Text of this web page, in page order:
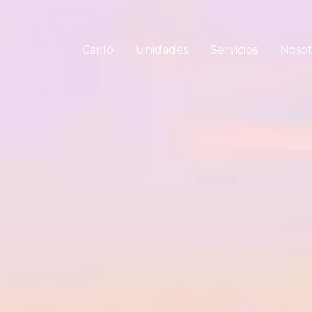
Cariló Unidades Servicios